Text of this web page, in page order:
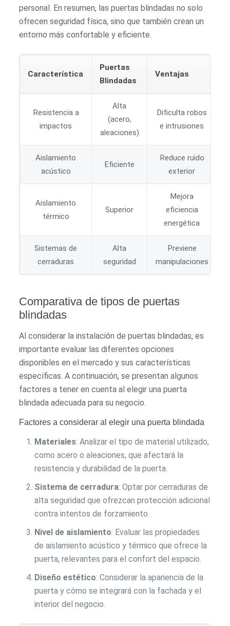
personal. En resumen, las puertas blindadas no solo
ofrecen seguridad física, sino que también crean un
entorno más confortable y eficiente.
Característica
Puertas
Blindadas
Ventajas
Resistencia a
impactos
Alta
(acero,
aleaciones)
Dificulta robos
e intrusiones
Aislamiento
acústico
Eficiente
Reduce ruido
exterior
Aislamiento
térmico
Superior
Mejora
eficiencia
energética
Sistemas de
cerraduras
Alta
seguridad
Previene
manipulaciones
Comparativa de tipos de puertas
blindadas
Al considerar la instalación de puertas blindadas, es
importante evaluar las diferentes opciones
disponibles en el mercado y sus características
específicas. A continuación, se presentan algunos
factores a tener en cuenta al elegir una puerta
blindada adecuada para su negocio.
Factores a considerar al elegir una puerta blindada
Materiales: Analizar el tipo de material utilizado,
como acero o aleaciones, que afectará la
resistencia y durabilidad de la puerta.
Sistema de cerradura: Optar por cerraduras de
alta seguridad que ofrezcan protección adicional
contra intentos de forzamiento.
Nivel de aislamiento: Evaluar las propiedades
de aislamiento acústico y térmico que ofrece la
puerta, relevantes para el confort del espacio.
Diseño estético: Considerar la apariencia de la
puerta y cómo se integrará con la fachada y el
interior del negocio.